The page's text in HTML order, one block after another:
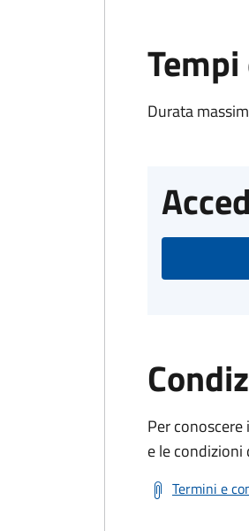
Durata
Per
e le condizioni
Termini e